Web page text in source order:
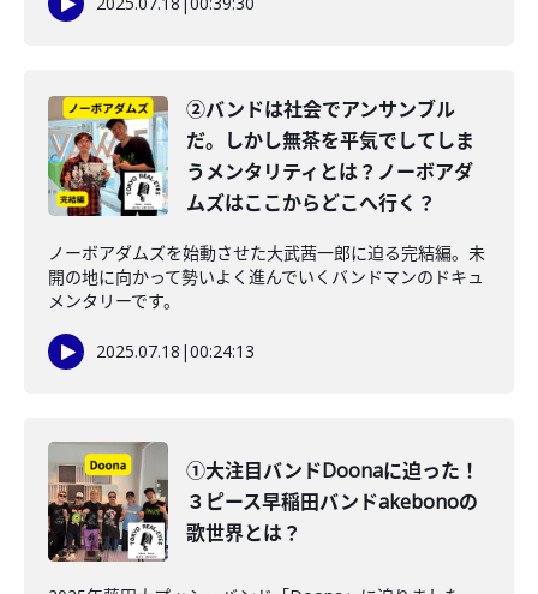
②バンドは社会でアンサンブル
だ。しかし無茶を平気でしてしま
うメンタリティとは？ノーボアダ
ムズはここからどこへ行く？
ノーボアダムズを始動させた大武茜一郎に迫る完結編。未
開の地に向かって勢いよく進んでいくバンドマンのドキュ
メンタリーです。
2025.07.18 |00:24:13
①大注目バンドDoonaに迫った！
３ピース早稲田バンドakebonoの
歌世界とは？